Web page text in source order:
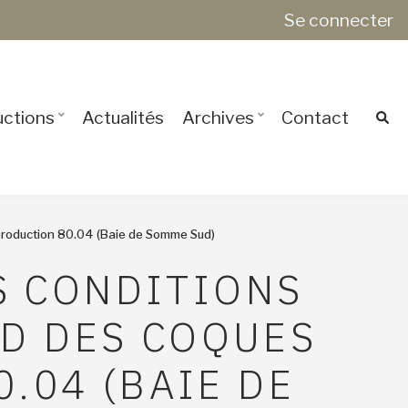
Se connecter
Actualités Archives Contact
80.04 (Baie de Somme Sud)
CONDITIONS
DES COQUES
(BAIE DE